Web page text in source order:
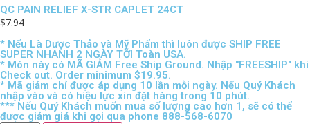
QC PAIN RELIEF X-STR CAPLET 24CT
$7.94
* Nếu Là Dược Thảo và Mỹ Phẩm thì luôn được SHIP FREE
SUPER NHANH 2 NGÀY TỚI Toàn USA.
* Món này có MÃ GIẢM Free Ship Ground. Nhập "FREESHIP" khi
Check out. Order minimum $19.95.
* Mã giảm chỉ được áp dụng 10 lần mỗi ngày. Nếu Quý Khách
nhập vào và có hiệu lực xin đặt hàng trong 10 phút.
*** Nếu Quý Khách muốn mua số lượng cao hơn 1, sẽ có thể
được giảm giá khi gọi qua phone 888-568-6070